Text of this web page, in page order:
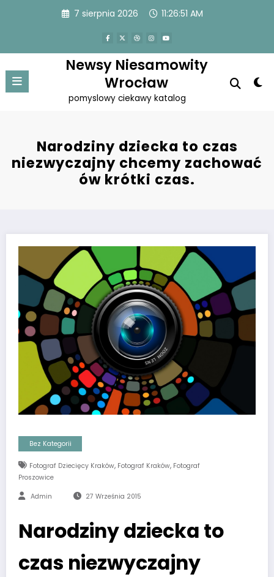
7 sierpnia 2026 11:26:52 AM
Newsy Niesamowity
Wrocław
pomyslowy ciekawy katalog
Narodziny dziecka to czas
niezwyczajny chcemy zachować
ów krótki czas.
Bez Kategorii
Fotograf Dziecięcy Kraków, Fotograf Kraków, Fotograf
Proszowice
Admin 27 Września 2015
Narodziny dziecka to
czas niezwyczajny